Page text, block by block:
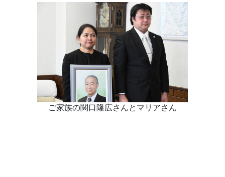
ご家族の関口隆広さんとマリアさん